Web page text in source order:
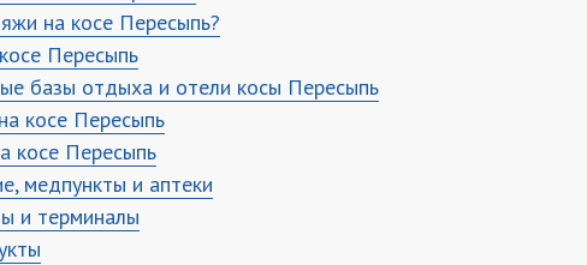
на косе Пересыпь?
Пересыпь
базы отдыха и отели косы Пересыпь
косе Пересыпь
косе Пересыпь
медпункты и аптеки
и терминалы